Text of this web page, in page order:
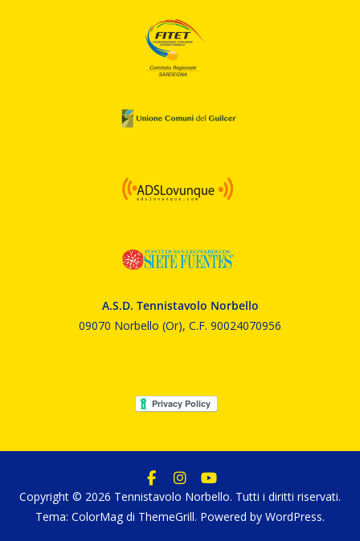
A.S.D. Tennistavolo Norbello
09070 Norbello (Or), C.F. 90024070956
Copyright © 2026 Tennistavolo Norbello. Tutti i diritti riservati.
Tema: ColorMag di ThemeGrill. Powered by WordPress.